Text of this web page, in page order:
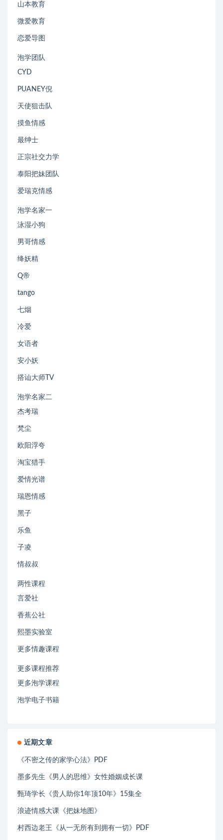
山本教育
微爱教育
恋爱导图
泡学团队
CYD
PUANEY倪
天使狙击队
摸鱼情感
最绅士
正宗社交力学
泰阳把妹团队
爱瑞克情感
泡学名家一
泳湿小狗
男哥情感
绛妖精
Q帝
tango
七烟
冷爱
女语者
安小妖
搭讪大师TV
泡学名家二
杰考瑞
梵尘
欧阳浮夸
淘宝猎手
爱情光谱
瑞恩情感
黑子
乐鱼
子凌
情叔叔
两性课程
言爱社
香蕉公社
熙墨实验室
更多情趣课程
更多课程推荐
更多泡学课程
泡学电子书籍
近期文章
《不密之传的家学心法》PDF
墨多先生《男人的思维》女性婚姻成长课
甄琦学长《贵人助你1年顶10年》15集全
浪迹情感大课《把妹地图》
村西边老王《从一无所有到拥有一切》PDF